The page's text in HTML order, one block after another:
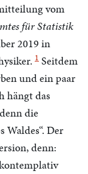
vom
für Statistik
2019 in
1 Seitdem
und ein paar
hängt das
die
Waldes“. Der
denn: